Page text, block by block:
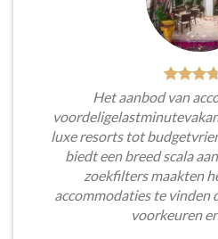
Het aanbod van
luxe resorts tot
biedt een breed scala
zoekfilters maakten
accommodaties te vinden
voorkeuren